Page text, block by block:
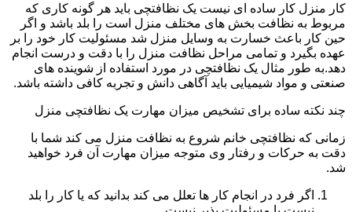
کار منزل کار ساده ای نیست یک نظافتچی باید هر گونه کاری که
مربوط به نظافت بخش های مختلف منزل است را بلد باشد و اگر
حین کار باعث خسارت به وسایل منزل شد مسئولیت کار خود را بر
عهده بگیرد و تمامی مراحل نظافت منزل را با دقت و درست انجام
دهد.به طور مثال یک نظافتچی در مورد استفاده از شوینده های
صنعتی و مواد شیمیایی باید آگاهی دانش و تجربه کافی داشته باشد.
چند نکته ساده برای تشخیص میزان مهارت یک نظافتچی منزل
زمانی که نظافتچی خانم شروع به نظافت منزل می کند شما با
دقت به حرکات و رفتار وی متوجه میزان مهارت آن فرد خواهید
شد.
اگر فرد در انجام کار ها تعلل می کند بدانید که یا کار را بلد